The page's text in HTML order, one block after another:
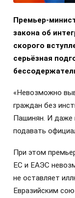
Премьер-
закона об
скорого
серьёзная
«Невозможно
граждан без
Пашинян. И даже
подавать
При этом
ЕС и ЕАЭС
не оставляет
Евразийским